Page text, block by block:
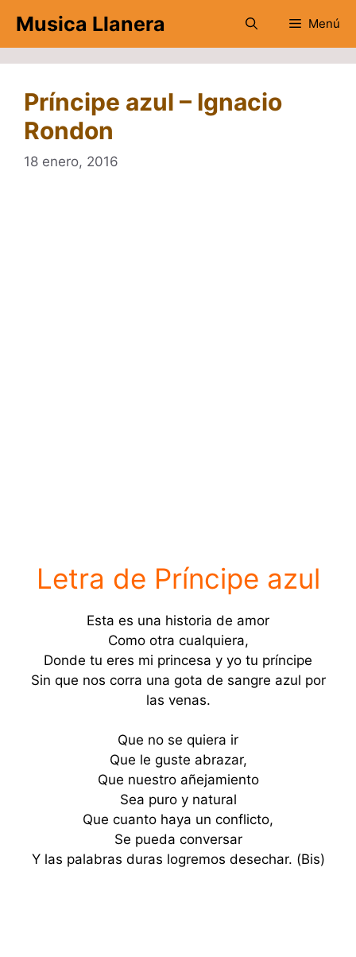
contenido
Musica Llanera Menú
Príncipe azul – Ignacio
Rondon
18 enero, 2016
Letra de Príncipe azul
Esta es una historia de amor
Como otra cualquiera,
Donde tu eres mi princesa y yo tu príncipe
Sin que nos corra una gota de sangre azul por
las venas.
Que no se quiera ir
Que le guste abrazar,
Que nuestro añejamiento
Sea puro y natural
Que cuanto haya un conflicto,
Se pueda conversar
Y las palabras duras logremos desechar. (Bis)